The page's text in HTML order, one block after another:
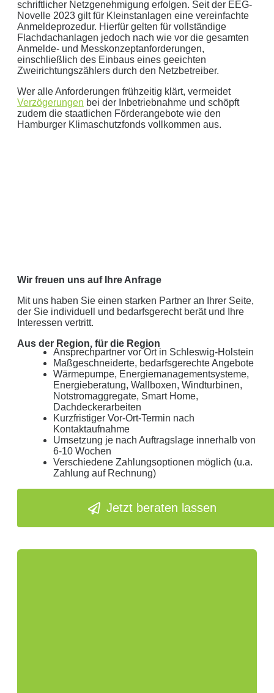
schriftlicher Netzgenehmigung erfolgen. Seit der EEG-
Novelle 2023 gilt für Kleinstanlagen eine vereinfachte
Anmeldeprozedur. Hierfür gelten für vollständige
Flachdachanlagen jedoch nach wie vor die gesamten
Anmelde- und Messkonzeptanforderungen,
einschließlich des Einbaus eines geeichten
Zweirichtungszählers durch den Netzbetreiber.
Wer alle Anforderungen frühzeitig klärt, vermeidet
Verzögerungen bei der Inbetriebnahme und schöpft
zudem die staatlichen Förderangebote wie den
Hamburger Klimaschutzfonds vollkommen aus.
Wir freuen uns auf Ihre Anfrage
Mit uns haben Sie einen starken Partner an Ihrer Seite,
der Sie individuell und bedarfsgerecht berät und Ihre
Interessen vertritt.
Aus der Region, für die Region
Ansprechpartner vor Ort in Schleswig-Holstein
Maßgeschneiderte, bedarfsgerechte Angebote
Wärmepumpe, Energiemanagementsysteme,
Energieberatung, Wallboxen, Windturbinen,
Notstromaggregate, Smart Home,
Dachdeckerarbeiten
Kurzfristiger Vor-Ort-Termin nach
Kontaktaufnahme
Umsetzung je nach Auftragslage innerhalb von
6-10 Wochen
Verschiedene Zahlungsoptionen möglich (u.a.
Zahlung auf Rechnung)
Jetzt beraten lassen